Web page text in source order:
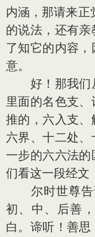
内涵，那请来正
的说法，还有
了知它的内容
意。
好！那我们
里面的名色支
推的，六入支
六界、十二处
一步的六六法
们看这一段经文
尔时世尊告
初、中、后善
白。谛听！善